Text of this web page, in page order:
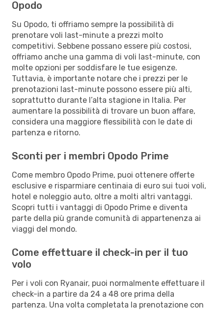
Opodo
Su Opodo, ti offriamo sempre la possibilità di
prenotare voli last-minute a prezzi molto
competitivi. Sebbene possano essere più costosi,
offriamo anche una gamma di voli last-minute, con
molte opzioni per soddisfare le tue esigenze.
Tuttavia, è importante notare che i prezzi per le
prenotazioni last-minute possono essere più alti,
soprattutto durante l’alta stagione in Italia. Per
aumentare la possibilità di trovare un buon affare,
considera una maggiore flessibilità con le date di
partenza e ritorno.
Sconti per i membri Opodo Prime
Come membro Opodo Prime, puoi ottenere offerte
esclusive e risparmiare centinaia di euro sui tuoi voli,
hotel e noleggio auto, oltre a molti altri vantaggi.
Scopri tutti i vantaggi di Opodo Prime e diventa
parte della più grande comunità di appartenenza ai
viaggi del mondo.
Come effettuare il check-in per il tuo
volo
Per i voli con Ryanair, puoi normalmente effettuare il
check-in a partire da 24 a 48 ore prima della
partenza. Una volta completata la prenotazione con